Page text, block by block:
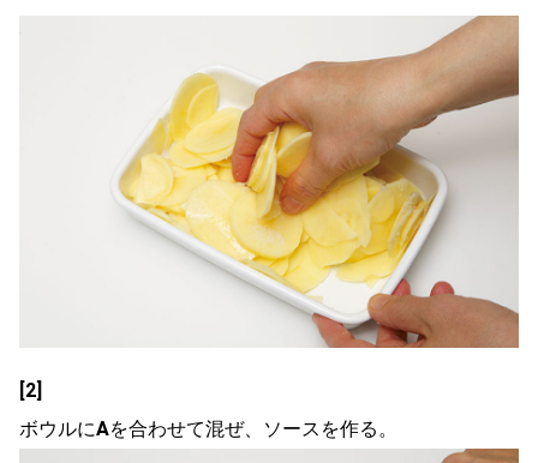
[2]
ボウルにAを合わせて混ぜ、ソースを作る。